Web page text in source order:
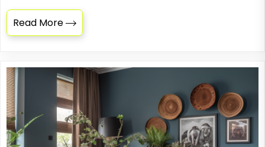
Read More